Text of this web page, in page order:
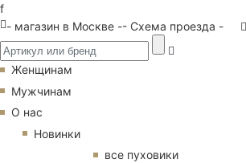
f
- магазин в Москве -- Схема проезда -
Женщинам
Мужчинам
О нас
Новинки
все пуховики